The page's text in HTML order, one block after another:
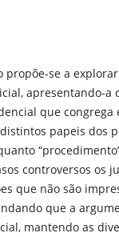
propõe-se a
apresentando-a
que congrega
papeis dos
controversos os
que não são
que a
mantendo as